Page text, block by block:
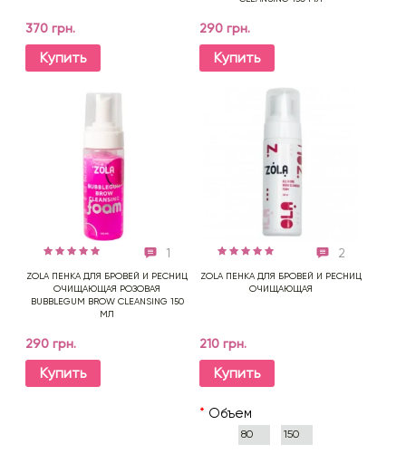
370 грн.
Купить
290 грн.
Купить
1
ZOLA ПЕНКА ДЛЯ БРОВЕЙ И РЕСНИЦ
ОЧИЩАЮЩАЯ РОЗОВАЯ
BUBBLEGUM BROW CLEANSING 150
МЛ
290 грн.
Купить
2
ZOLA ПЕНКА ДЛЯ БРОВЕЙ И РЕСНИЦ
ОЧИЩАЮЩАЯ
210 грн.
Купить
* Объем
80
мл
150
мл